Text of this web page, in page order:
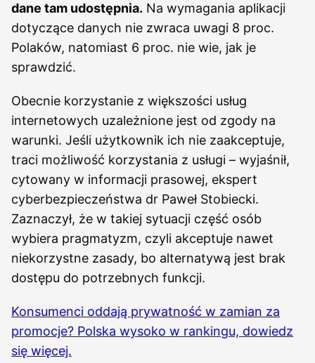
dane tam udostępnia. Na wymagania aplikacji
dotyczące danych nie zwraca uwagi 8 proc.
Polaków, natomiast 6 proc. nie wie, jak je
sprawdzić.
Obecnie korzystanie z większości usług
internetowych uzależnione jest od zgody na
warunki. Jeśli użytkownik ich nie zaakceptuje,
traci możliwość korzystania z usługi – wyjaśnił,
cytowany w informacji prasowej, ekspert
cyberbezpieczeństwa dr Paweł Stobiecki.
Zaznaczył, że w takiej sytuacji część osób
wybiera pragmatyzm, czyli akceptuje nawet
niekorzystne zasady, bo alternatywą jest brak
dostępu do potrzebnych funkcji.
Konsumenci oddają prywatność w zamian za
promocje? Polska wysoko w rankingu, dowiedz
się więcej.